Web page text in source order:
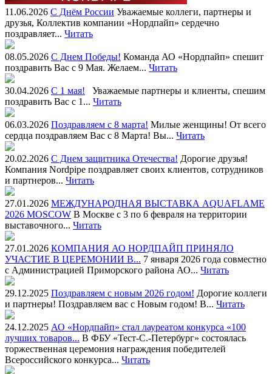
11.06.2026 С Днём России Уважаемые коллеги, партнеры и
друзья, Коллектив компании «Нордпайп» сердечно
поздравляет... Читать
08.05.2026 С Днем Победы! Команда АО «Нордпайп» спешит
поздравить Вас с 9 Мая. Желаем... Читать
30.04.2026 С 1 мая!
Уважаемые партнеры и клиенты, спешим
поздравить Вас с 1... Читать
06.03.2026 Поздравляем с 8 марта! Милые женщины! От всего
сердца поздравляем Вас с 8 Марта! Вы... Читать
20.02.2026 С Днем защитника Отечества! Дорогие друзья!
Компания Nordpipe поздравляет своих клиентов, сотрудников
и партнеров... Читать
27.01.2026 МЕЖДУНАРОДНАЯ ВЫСТАВКА AQUAFLAME
2026 MOSCOW В Москве с 3 по 6 февраля на территории
выставочного... Читать
27.01.2026 КОМПАНИЯ АО НОРДПАЙП ПРИНЯЛО
УЧАСТИЕ В ЦЕРЕМОНИИ В... 7 января 2026 года совместно
с Администрацией Приморского района АО... Читать
29.12.2025 Поздравляем с новым 2026 годом! Дорогие коллеги
и партнеры! Поздравляем вас с Новым годом! В... Читать
24.12.2025 АО «Нордпайп» стал лауреатом конкурса «100
лучших товаров... В ФБУ «Тест-С.-Петербург» состоялась
торжественная церемония награждения победителей
Всероссийского конкурса... Читать